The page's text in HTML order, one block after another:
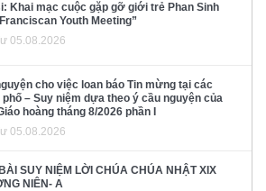
Khai mạc cuộc gặp gỡ giới trẻ Phan Sinh
Youth Meeting”
05.08.2026
cho việc loan báo Tin mừng tại các
phố – Suy niệm dựa theo ý cầu nguyện của
hoàng tháng 8/2026 phần I
05.08.2026
SUY NIỆM LỜI CHÚA CHÚA NHẬT XIX
NIÊN- A